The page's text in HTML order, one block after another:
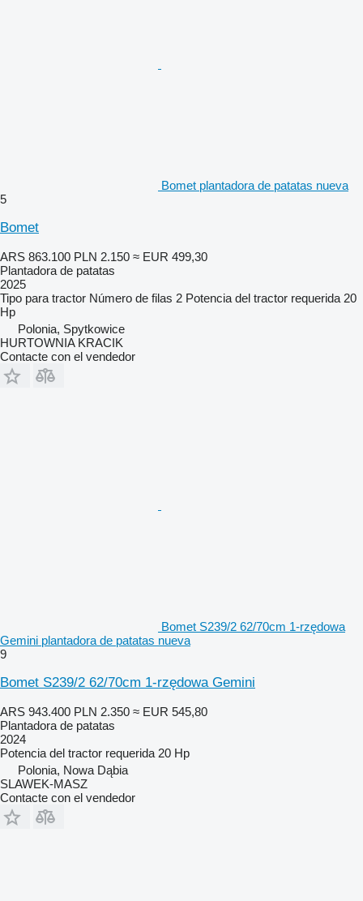
Bomet plantadora de patatas nueva
5
Bomet
ARS 863.100 PLN 2.150 ≈ EUR 499,30
Plantadora de patatas
2025
Tipo para tractor Número de filas 2 Potencia del tractor requerida 20
Hp
Polonia, Spytkowice
HURTOWNIA KRACIK
Contacte con el vendedor
Bomet S239/2 62/70cm 1-rzędowa
Gemini plantadora de patatas nueva
9
Bomet S239/2 62/70cm 1-rzędowa Gemini
ARS 943.400 PLN 2.350 ≈ EUR 545,80
Plantadora de patatas
2024
Potencia del tractor requerida 20 Hp
Polonia, Nowa Dąbia
SLAWEK-MASZ
Contacte con el vendedor